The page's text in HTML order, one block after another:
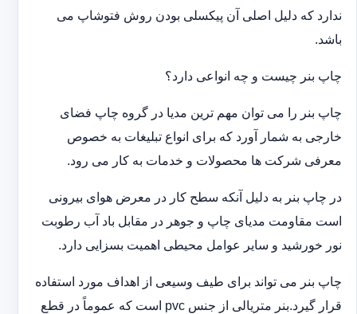
ندارد که دلیل اصلی آن پیکسلی بودن روش فتوشاپ می
باشد.
چاپ بنر چیست و چه انواعی دارد؟
چاپ بنر را می توان مهم ترین مدیا در گروه چاپ فضای
خارجی به شمار آورد که برای انواع تبلیغات به خصوص
معرفی شرکت ها محصولات و خدمات به کار می رود.
در چاپ بنر به دلیل آنکه سطح کار در معرض هوای بیرونی
است مقاومت مدیای چاپ و جوهر در مقابل باد آب رطوبت
نور خورشید و سایر عوامل محیطی اهمیت بسزایی دارد.
چاپ بنر می تواند برای طیف وسیعی از اهداف مورد استفاده
قرار گیرد.بنر متریالی از جنس pvc است که عموماً در قطع